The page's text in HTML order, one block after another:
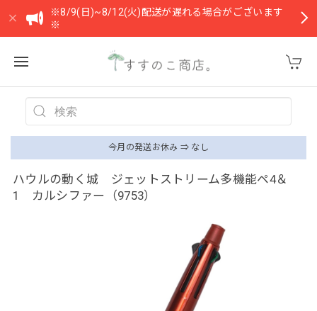
※8/9(日)~8/12(火)配送が遅れる場合がございます
※
今月の発送お休み ⇒ なし
ハウルの動く城 ジェットストリーム多機能ペ4＆
1 カルシファー（9753）